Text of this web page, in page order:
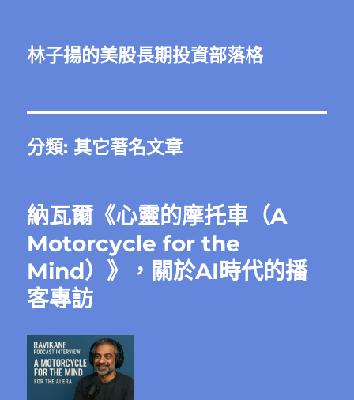
林子揚的美股長期投資部落格
分類: 其它著名文章
納瓦爾《心靈的摩托車（A
Motorcycle for the
Mind）》，關於AI時代的播
客專訪